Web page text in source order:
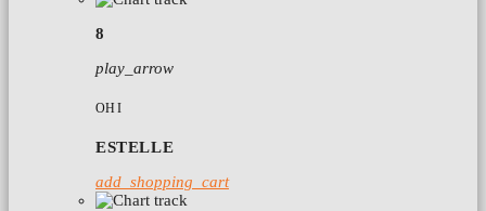
8
play_arrow
OH I
ESTELLE
add_shopping_cart